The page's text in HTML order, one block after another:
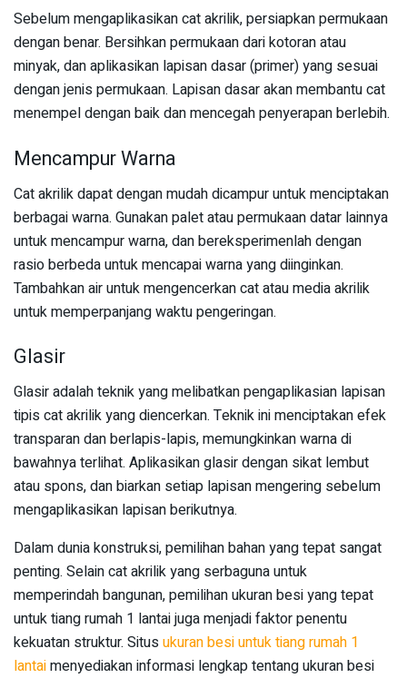
Sebelum mengaplikasikan cat akrilik, persiapkan permukaan
dengan benar. Bersihkan permukaan dari kotoran atau
minyak, dan aplikasikan lapisan dasar (primer) yang sesuai
dengan jenis permukaan. Lapisan dasar akan membantu cat
menempel dengan baik dan mencegah penyerapan berlebih.
Mencampur Warna
Cat akrilik dapat dengan mudah dicampur untuk menciptakan
berbagai warna. Gunakan palet atau permukaan datar lainnya
untuk mencampur warna, dan bereksperimenlah dengan
rasio berbeda untuk mencapai warna yang diinginkan.
Tambahkan air untuk mengencerkan cat atau media akrilik
untuk memperpanjang waktu pengeringan.
Glasir
Glasir adalah teknik yang melibatkan pengaplikasian lapisan
tipis cat akrilik yang diencerkan. Teknik ini menciptakan efek
transparan dan berlapis-lapis, memungkinkan warna di
bawahnya terlihat. Aplikasikan glasir dengan sikat lembut
atau spons, dan biarkan setiap lapisan mengering sebelum
mengaplikasikan lapisan berikutnya.
Dalam dunia konstruksi, pemilihan bahan yang tepat sangat
penting. Selain cat akrilik yang serbaguna untuk
memperindah bangunan, pemilihan ukuran besi yang tepat
untuk tiang rumah 1 lantai juga menjadi faktor penentu
kekuatan struktur. Situsukuran besi untuk tiang rumah 1
lantaimenyediakan informasi lengkap tentang ukuran besi